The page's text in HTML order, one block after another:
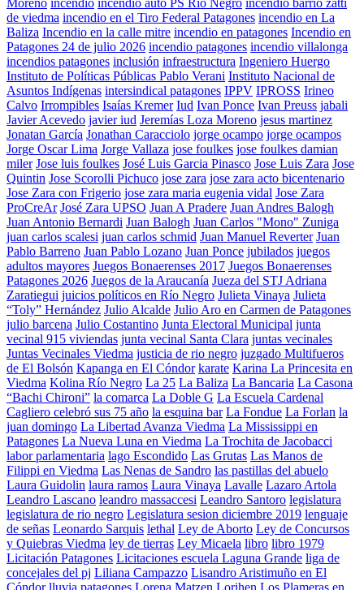
Moreno incendio incendio auto PS Río Negro incendio barrio zatti
de viedma incendio en el Tiro Federal Patagones incendio en La
Baliza Incendio en la calle mitre incendio en patagones Incendio en
Patagones 24 de julio 2026 incendio patagones incendio villalonga
incendios patagones inclusión infraestructura Ingeniero Huergo
Instituto de Políticas Públicas Pablo Verani Instituto Nacional de
Asuntos Indígenas intersindical patagones IPPV IPROSS Irineo
Calvo Irrompibles Isaías Kremer Iud Ivan Ponce Ivan Preuss jabali
Javier Acevedo javier iud Jeremías Loza Moreno jesus martinez
Jonatan García Jonathan Caracciolo jorge ocampo jorge ocampos
Jorge Oscar Lima Jorge Vallaza jose foulkes jose foulkes damian
miler Jose luis foulkes José Luis Garcia Pinasco Jose Luis Zara Jose
Quintin Jose Scorolli Pichuco jose zara jose zara acto bicentenario
Jose Zara con Frigerio jose zara maria eugenia vidal Jose Zara
ProCreAr José Zara UPSO Juan A Pradere Juan Andres Balogh
Juan Antonio Bernardi Juan Balogh Juan Carlos "Mono" Zuniga
juan carlos scalesi juan carlos schmid Juan Manuel Reverter Juan
Pablo Barreno Juan Pablo Lozano Juan Ponce jubilados juegos
adultos mayores Juegos Bonaerenses 2017 Juegos Bonaerenses
Patagones 2026 Juegos de la Araucanía Jueza del STJ Adriana
Zaratiegui juicios políticos en Río Negro Julieta Vinaya Julieta
“Toly” Hernández Julio Alcalde Julio Aro en Carmen de Patagones
julio barcena Julio Costantino Junta Electoral Municipal junta
vecinal 915 viviendas junta vecinal Santa Clara juntas vecinales
Juntas Vecinales Viedma justicia de rio negro juzgado Multifueros
de El Bolsón Kapanga en El Cóndor karate Karina La Princesita en
Viedma Kolina Río Negro La 25 La Baliza La Bancaria La Casona
“Bachi Chironi” la comarca La Doble G La Escuela Cardenal
Cagliero celebró sus 75 año la esquina bar La Fondue La Forlan la
juan domingo La Libertad Avanza Viedma La Mississippi en
Patagones La Nueva Luna en Viedma La Trochita de Jacobacci
labor parlamentaria lago Escondido Las Grutas Las Manos de
Filippi en Viedma Las Nenas de Sandro las pastillas del abuelo
Laura Guidolin laura ramos Laura Vinaya Lavalle Lazaro Artola
Leandro Lascano leandro massaccesi Leandro Santoro legislatura
legislatura de rio negro Legislatura sesion diciembre 2019 lenguaje
de señas Leonardo Sarquis lethal Ley de Aborto Ley de Concursos
y Quiebras Viedma ley de tierras Ley Micaela libro libro 1979
Licitación Patagones Licitaciones escuela Laguna Grande liga de
concejales del pj Liliana Campazzo Lisandro Aristimuño en El
Cóndor lluvia patagones Lorena Matzen Lorihen Los Plameras en